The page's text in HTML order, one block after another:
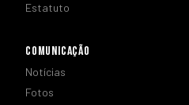
Estatuto
COMUNICAÇÃO
Notícias
Fotos